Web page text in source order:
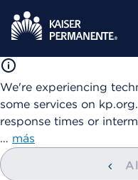
We're experiencing
some services on
response times or
… más